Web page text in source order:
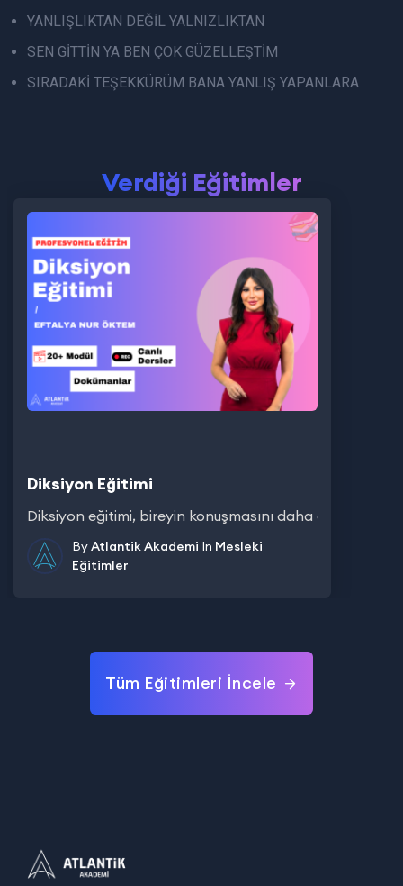
YANLIŞLIKTAN DEĞİL YALNIZLIKTAN
SEN GİTTİN YA BEN ÇOK GÜZELLEŞTİM
SIRADAKİ TEŞEKKÜRÜM BANA YANLIŞ YAPANLARA
Verdiği Eğitimler
Diksiyon Eğitimi
Diksiyon eğitimi, bireyin konuşmasını daha doğru,
ByAtlantik Akademi In Mesleki
Eğitimler
Tüm Eğitimleri İncele